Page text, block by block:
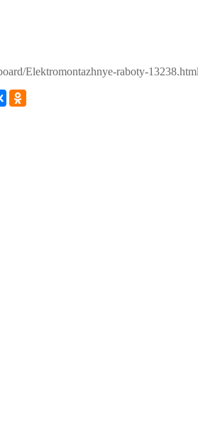
Elektromontazhnye-raboty-13238.html